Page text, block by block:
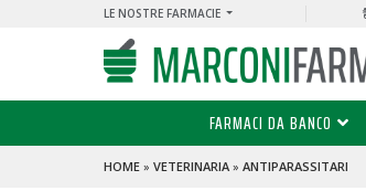
LE NOSTRE FARMACIE
FARMACI DA BANCO
HOME» VETERINARIA» ANTIPARASSITARI